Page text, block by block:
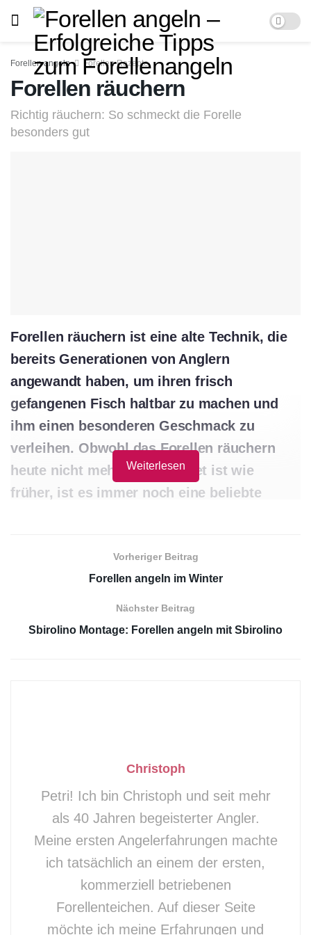
Forellen angeln Forellen Rezepte
Forellen räuchern
Richtig räuchern: So schmeckt die Forelle
besonders gut
Forellen räuchern ist eine alte Technik, die
bereits Generationen von Anglern
angewandt haben, um ihren frisch
gefangenen Fisch haltbar zu machen und
ihm einen besonderen Geschmack zu
verleihen. Obwohl das Forellen räuchern
heute nicht mehr so verbreitet ist wie
früher, ist es immer noch eine beliebte
Räuchern ist ein Prozess, bei dem frischer
konserviert wird. Es ist eine recht einfache
Methode, die jeder Angler beherrschen und
Das Forellen räuchern wir heute noch zur
Geschmacksverbesserung und Veredelung
genutzt. Es verleiht dem rohen Fisch eine
besondere kulinarische Note und verwandelt
ihn somit in eine beliebte Delikatesse.
Für Forellen gilt:Die Räucherzeit sollte je
nach Größe des Fisches zwischen einer und
Weiterlesen
Vorheriger Beitrag
Forellen angeln im Winter
Nächster Beitrag
Sbirolino Montage: Forellen angeln mit Sbirolino
Christoph
Petri! Ich bin Christoph und seit mehr
als 40 Jahren begeisterter Angler.
Meine ersten Angelerfahrungen machte
ich tatsächlich an einem der ersten,
kommerziell betriebenen
Forellenteichen. Auf dieser Seite
möchte ich meine Erfahrungen und